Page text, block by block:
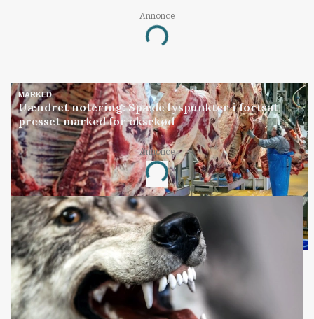
Annonce
Loading...
MARKED
Uændret notering: Spæde lyspunkter i fortsat
presset marked for oksekød
Annonce
Loading...